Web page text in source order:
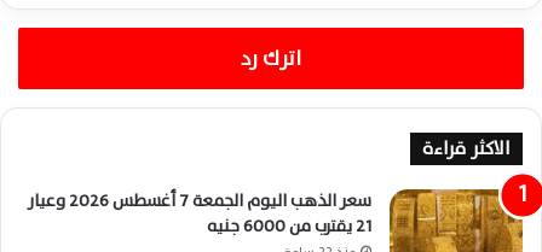
اترك رد
الاكثر قراءة
سعر الذهب اليوم الجمعة 7 أغسطس 2026 وعيار
21 يقترب من 6000 جنيه